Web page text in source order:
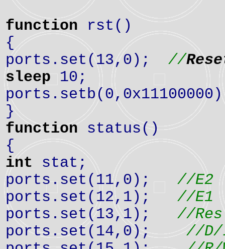
function rst()
{
ports.set(13,0); //
sleep 10;
}
function status()
{
int stat;
ports.set(11,0); //E2
ports.set(12,1); //E1
ports.set(13,1); //Res
ports.set(14,0); //